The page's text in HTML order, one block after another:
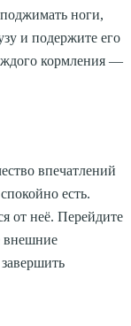
ноги,
и подержите его
кормления —
впечатлений
есть.
от неё. Перейдите
внешние